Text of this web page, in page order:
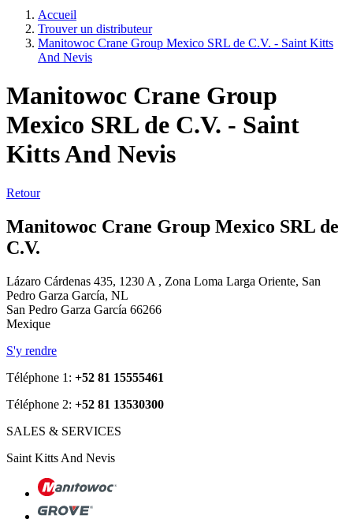
Accueil
Trouver un distributeur
Manitowoc Crane Group Mexico SRL de C.V. - Saint Kitts
And Nevis
Manitowoc Crane Group
Mexico SRL de C.V. - Saint
Kitts And Nevis
Retour
Manitowoc Crane Group Mexico SRL de
C.V.
Lázaro Cárdenas 435, 1230 A , Zona Loma Larga Oriente, San
Pedro Garza García, NL
San Pedro Garza García 66266
Mexique
S'y rendre
Téléphone 1: +52 81 15555461
Téléphone 2: +52 81 13530300
SALES & SERVICES
Saint Kitts And Nevis